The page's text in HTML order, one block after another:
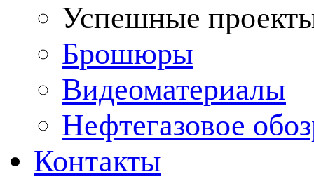
Успешные
Брошюры
Видеоматериалы
Нефтегазовое
Контакты